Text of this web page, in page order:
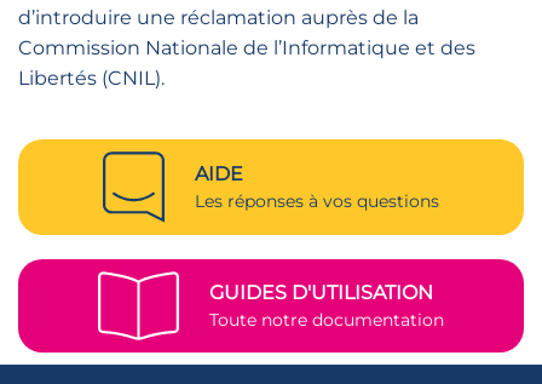
d’introduire une réclamation auprès de la
Commission Nationale de l’Informatique et des
Libertés (CNIL).
AIDE
Les réponses à vos questions
GUIDES D'UTILISATION
Toute notre documentation